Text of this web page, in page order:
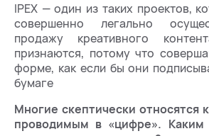
IPEX — один из таких проектов,
совершенно легально
продажу креативного
признаются, потому что
форме, как если бы они
бумаге
Многие скептически относятся
проводимым в «цифре».